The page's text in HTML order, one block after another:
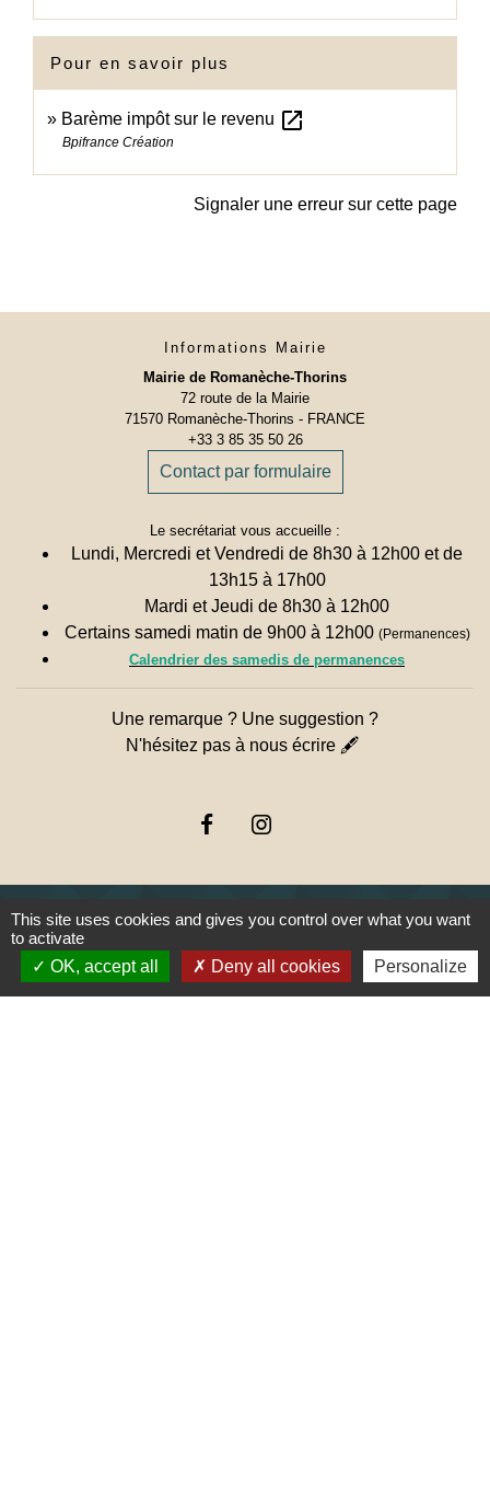
Pour en savoir plus
Barème impôt sur le revenu open_in_new
Bpifrance Création
Signaler une erreur sur cette page
Informations Mairie
Mairie de Romanèche-Thorins
72 route de la Mairie
71570 Romanèche-Thorins - FRANCE
+33 3 85 35 50 26
Contact par formulaire
Le secrétariat vous accueille :
Lundi, Mercredi et Vendredi de 8h30 à 12h00 et de
13h15 à 17h00
Mardi et Jeudi de 8h30 à 12h00
Certains samedi matin de 9h00 à 12h00 (Permanences)
Calendrier des samedis de permanences
Une remarque ? Une suggestion ?
N'hésitez pas à nous écrire 🖋
Liens
This site uses cookies and gives you control over what you want
to activate
OK, accept all
Deny all cookies Personalize